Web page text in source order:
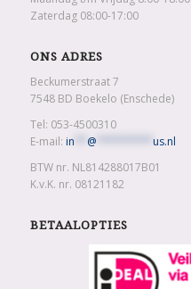
Zaterdag 08:00-17:00
ONS ADRES
Beckumerstraat 7
7548 BD Boekelo (Enschede)
Tel: 053-4500310
E-mail: in @
us.nl
BTW nr. NL814288017B01
K.v.K. nr. 08121182
BETAALOPTIES